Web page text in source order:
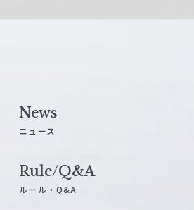
News
ニュース
Rule/Q&A
ルール・Q&A